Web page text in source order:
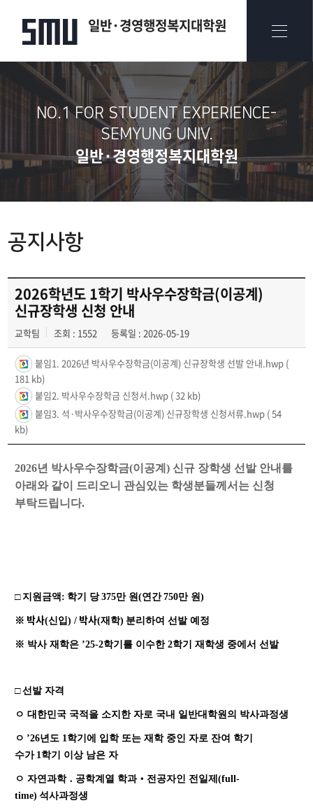
일반·경영행정복지대학원
NO.1 FOR STUDENT EXPERIENCE-
SEMYUNG UNIV.​
일반·경영행정복지대학원
공지사항
2026학년도 1학기 박사우수장학금(이공계)
신규장학생 신청 안내
교학팀 조회 : 1552 등록일 : 2026-05-19
붙임1. 2026년 박사우수장학금(이공계) 신규장학생 선발 안내.hwp (
181 kb)
붙임2. 박사우수장학금 신청서.hwp ( 32 kb)
붙임3. 석·박사우수장학금(이공계) 신규장학생 신청서류.hwp ( 54
kb)
2026년 박사우수장학금(이공계) 신규 장학생 선발 안내를
아래와 같이 드리오니 관심있는 학생분들께서는 신청
부탁드립니다.
□ 지원금액 : 학기 당 375만 원(연간 750만 원)
※ 박사(신입) / 박사(재학) 분리하여 선발 예정
※ 박사 재학은 ’25-2학기를 이수한2학기 재학생 중에서 선발
□ 선발 자격
ㅇ 대한민국 국적을 소지한 자로 국내 일반대학원의 박사과정생
ㅇ ’26년도 1학기에 입학 또는 재학 중인 자로 잔여 학기
수가 1학기 이상 남은 자
ㅇ 자연과학 ․ 공학계열 학과‧ 전공자인 전일제(full-
time) 석사과정생